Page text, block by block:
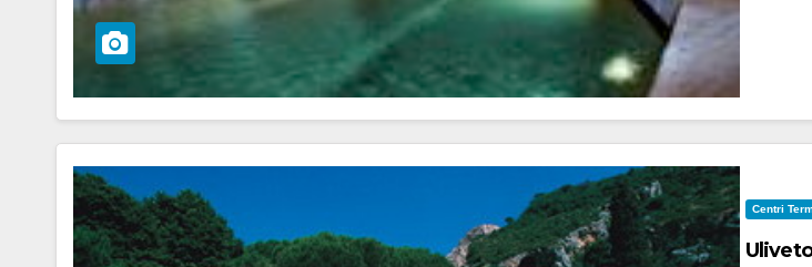
Centri